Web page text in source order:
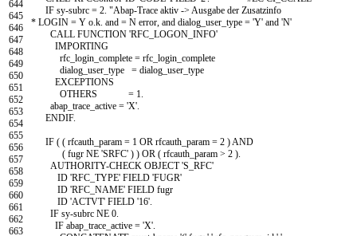
644
645
646
647
648
649
650
651
652
653
654
655
656
657
658
659
660
661
662
663
IF sy-subrc = 2. "Abap-Trace aktiv -> Ausgabe der Zusatzinfo
* LOGIN = Y o.k. and = N error, and dialog_user_type = 'Y' and 'N'
CALL FUNCTION 'RFC_LOGON_INFO'
IMPORTING
rfc login complete = rfc login complete
dialog user type = dialog user type
EXCEPTIONS
OTHERS
= 1.
abap trace active = 'X'
ENDIF.
IF ( ( rfcauth param = 1 OR rfcauth param = 2 ) AND
( fugr NE 'SRFC' ) ) OR ( rfcauth param > 2 )
AUTHORITY-CHECK OBJECT 'S_RFC'
ID 'RFC_TYPE' FIELD 'FUGR'
ID 'RFC_NAME' FIELD fugr
ID 'ACTVT' FIELD '16'
IF sy-subrc NE 0.
IF abap trace active = 'X'